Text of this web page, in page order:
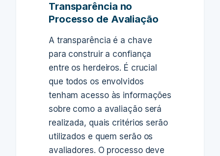
Transparência no
Processo de Avaliação
A transparência é a chave
para construir a confiança
entre os herdeiros. É crucial
que todos os envolvidos
tenham acesso às informações
sobre como a avaliação será
realizada, quais critérios serão
utilizados e quem serão os
avaliadores. O processo deve